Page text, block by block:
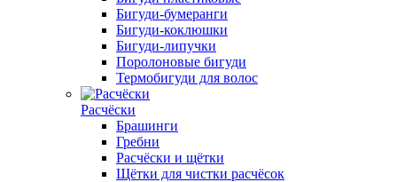
Бигуди-бумеранги
Бигуди-коклюшки
Бигуди-липучки
Поролоновые бигуди
Термобигуди для волос
Расчёски
Брашинги
Гребни
Расчёски и щётки
Щётки для чистки расчёсок